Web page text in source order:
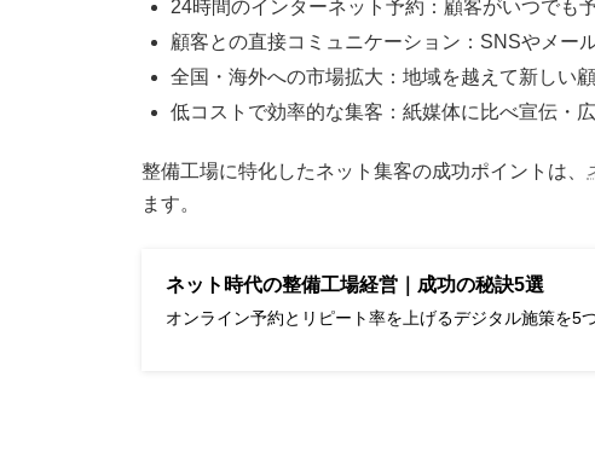
24時間のインターネット予約：顧客がいつでも
顧客との直接コミュニケーション：SNSやメー
全国・海外への市場拡大：地域を越えて新しい
低コストで効率的な集客：紙媒体に比べ宣伝・
整備工場に特化したネット集客の成功ポイントは、
ます。
ネット時代の整備工場経営｜成功の秘訣5選
オンライン予約とリピート率を上げるデジタル施策を5